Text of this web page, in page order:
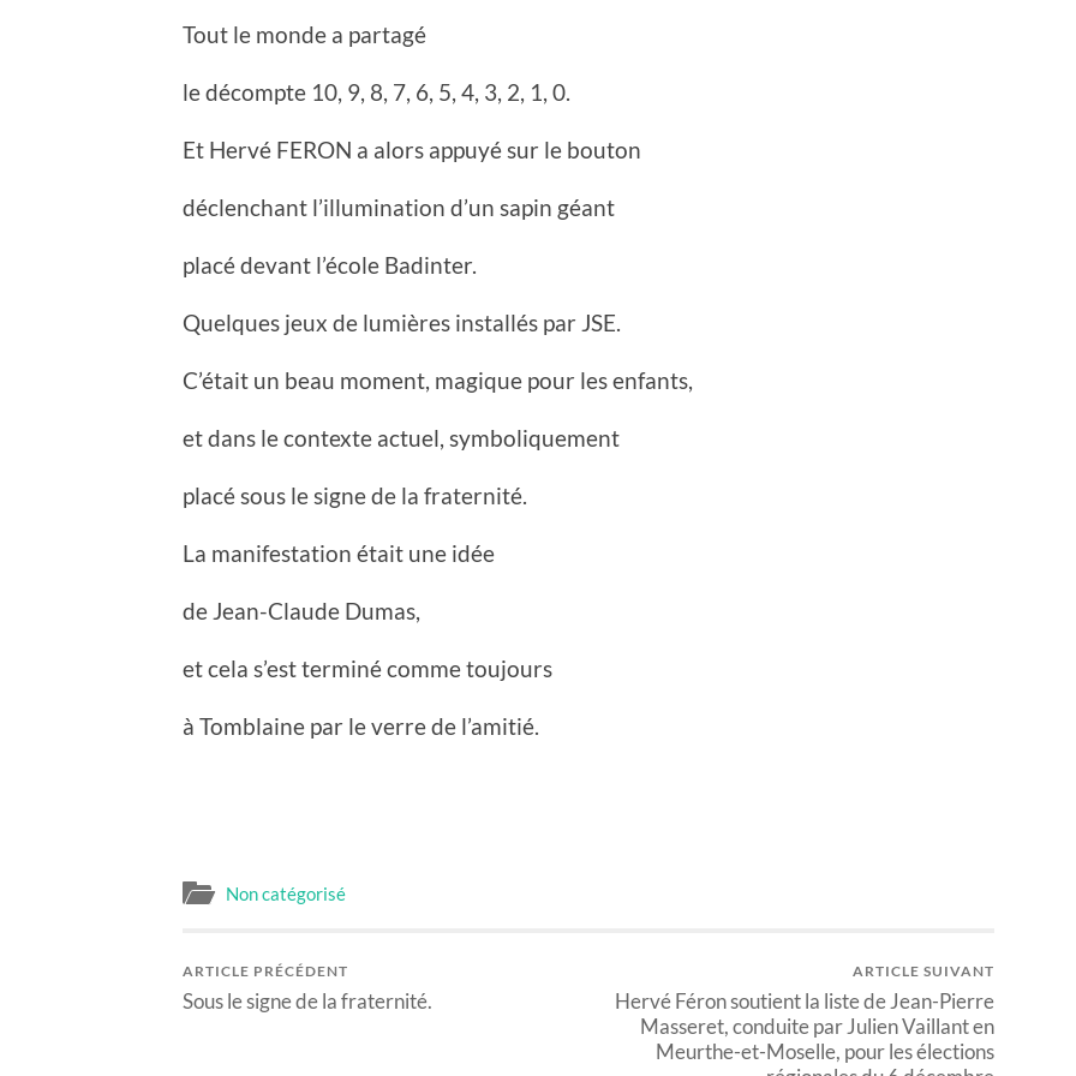
Tout le monde a partagé
le décompte 10, 9, 8, 7, 6, 5, 4, 3, 2, 1, 0.
Et Hervé FERON a alors appuyé sur le bouton
déclenchant l’illumination d’un sapin géant
placé devant l’école Badinter.
Quelques jeux de lumières installés par JSE.
C’était un beau moment, magique pour les enfants,
et dans le contexte actuel, symboliquement
placé sous le signe de la fraternité.
La manifestation était une idée
de Jean-Claude Dumas,
et cela s’est terminé comme toujours
à Tomblaine par le verre de l’amitié.
Non catégorisé
ARTICLE PRÉCÉDENT
Sous le signe de la fraternité.
ARTICLE SUIVANT
Hervé Féron soutient la liste de Jean-Pierre
Masseret, conduite par Julien Vaillant en
Meurthe-et-Moselle, pour les élections